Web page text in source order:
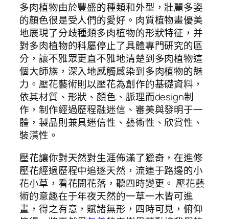
多肉植物由於豐盛的種類和外型，壯麗多姿
的顏色很是受人們的愛好。肉質植物畫優美
地展現了分歧種類多肉植物的形狀特征，并
對多肉植物的科屬停止了具體專門研究的區
分，讓不雅眾更直不雅地清楚到多肉植物這
個大師族，深入地感觸感染到多肉植物的魅
力。壓花藝術則以壓花為創作的基礎資料，
依其材質、形狀、顏色、脈理而design制
作，制作經過歷程融迷信、審美與發明于一
體，製品則兼具迷信性、藝術性、欣賞性、
裝潢性。
壓花讓你對天然對生涯佈滿了獵奇，在進修
壓花經過歷程中追逐天然，流連于路邊的小
花小草，看花開花落，聽四時變更。 壓花藝
術的意趣在于年夜天然的一草一木皆可進
畫，得之有意，賦諸無形，四時可見，俯仰